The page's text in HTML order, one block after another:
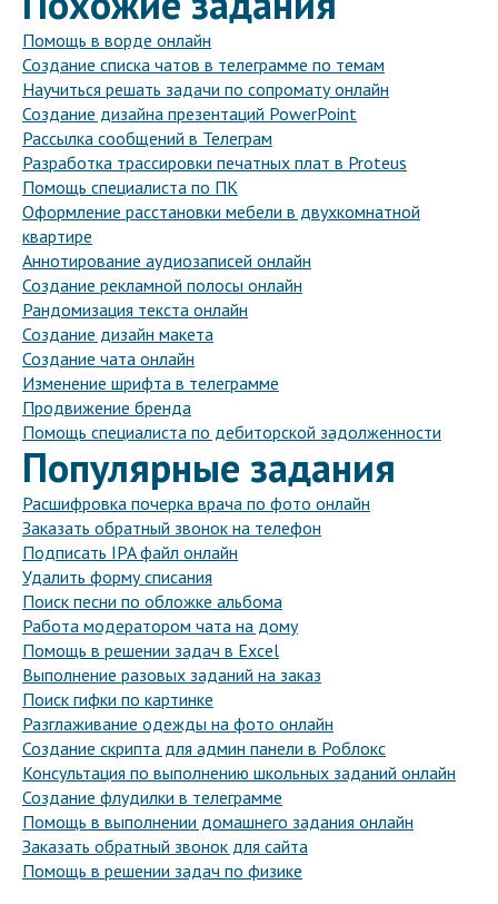
Помощь в ворде онлайн
Создание списка чатов в телеграмме по темам
Научиться решать задачи по сопромату онлайн
Создание дизайна презентаций PowerPoint
Рассылка сообщений в Телеграм
Разработка трассировки печатных плат в Proteus
Помощь специалиста по ПК
Оформление расстановки мебели в двухкомнатной
квартире
Аннотирование аудиозаписей онлайн
Создание рекламной полосы онлайн
Рандомизация текста онлайн
Создание дизайн макета
Создание чата онлайн
Изменение шрифта в телеграмме
Продвижение бренда
Помощь специалиста по дебиторской задолженности
Популярные задания
Расшифровка почерка врача по фото онлайн
Заказать обратный звонок на телефон
Подписать IPA файл онлайн
Удалить форму списания
Поиск песни по обложке альбома
Работа модератором чата на дому
Помощь в решении задач в Excel
Выполнение разовых заданий на заказ
Поиск гифки по картинке
Разглаживание одежды на фото онлайн
Создание скрипта для админ панели в Роблокс
Консультация по выполнению школьных заданий онлайн
Создание флудилки в телеграмме
Помощь в выполнении домашнего задания онлайн
Заказать обратный звонок для сайта
Помощь в решении задач по физике